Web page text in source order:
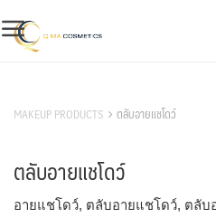
to
content
MAKEUP PRODUCTS ตลับอายแชโดว์
ตลับอายแชโดว์
อายแชโดว์, ตลับอายแชโดว์, ตลับ